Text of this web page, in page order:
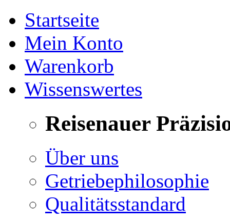
Startseite
Mein Konto
Warenkorb
Wissenswertes
Reisenauer
Über uns
Getriebephilosophie
Qualitätsstandard